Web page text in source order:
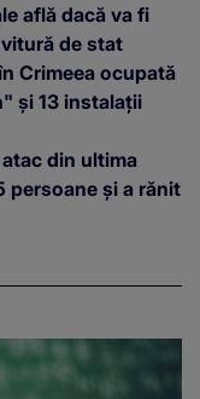
află dacă va fi
de stat
Crimeea ocupată
și 13 instalații
din ultima
persoane și a rănit